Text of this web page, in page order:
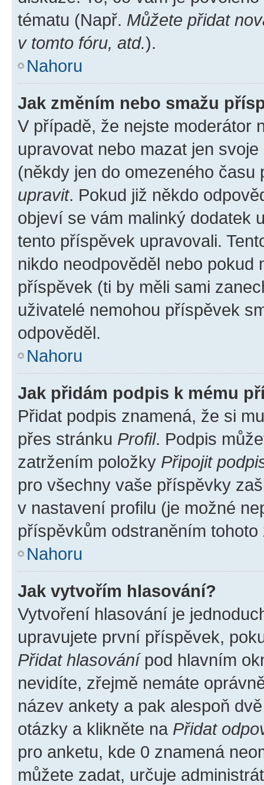
tématu (Např. Můžete přidat
v tomto fóru, atd.).
Nahoru
Jak změním nebo smažu
V případě, že nejste moderátor
upravovat nebo mazat jen
(někdy jen do omezeného
upravit. Pokud již někdo
objeví se vám malinký dodatek
tento příspěvek upravovali.
nikdo neodpověděl nebo pokud
příspěvek (ti by měli sami
uživatelé nemohou příspěvek
odpověděl.
Nahoru
Jak přidám podpis k mému
Přidat podpis znamená, že si
přes stránku Profil. Podpis
zatržením položky Připojit
pro všechny vaše příspěvky
v nastavení profilu (je možné
příspěvkům odstraněním
Nahoru
Jak vytvořím hlasování?
Vytvoření hlasování je
upravujete první příspěvek,
Přidat hlasovánípod hlavním
nevidíte, zřejmě nemáte
název ankety a pak alespoň
otázky a klikněte na Přidat
pro anketu, kde 0 znamená
můžete zadat, určuje